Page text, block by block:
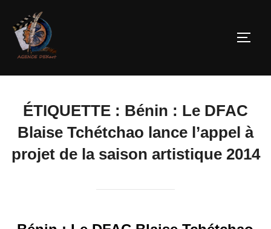
ÉTIQUETTE : Bénin : Le DFAC
Blaise Tchétchao lance l’appel à
projet de la saison artistique 2014